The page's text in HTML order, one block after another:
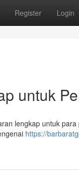
Register Login
untuk
lengkap untuk
https://